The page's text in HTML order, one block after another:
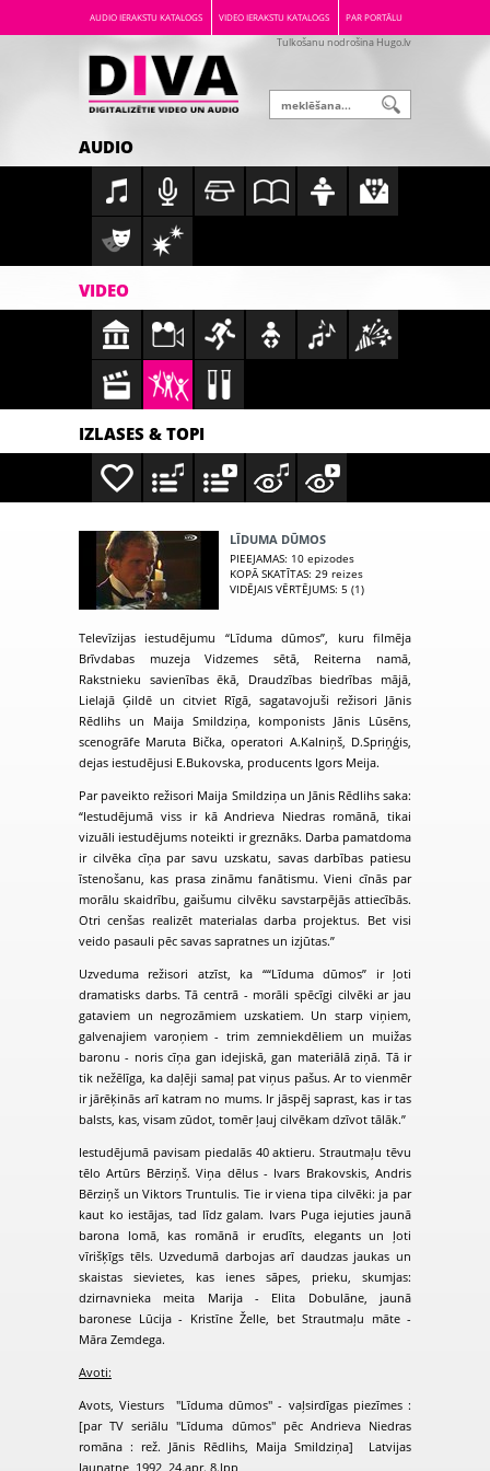
AUDIO IERAKSTU KATALOGS VIDEO IERAKSTU KATALOGS PAR PORTĀLU
Tulkošanu nodrošina Hugo.lv
AUDIO
VIDEO
IZLASES & TOPI
LĪDUMA DŪMOS
PIEEJAMAS: 10 epizodes
KOPĀ SKATĪTAS: 29 reizes
VIDĒJAIS VĒRTĒJUMS: 5 (1)
Televīzijas iestudējumu “Līduma dūmos”, kuru filmēja
Brīvdabas muzeja Vidzemes sētā, Reiterna namā,
Rakstnieku savienības ēkā, Draudzības biedrības mājā,
Lielajā Ģildē un citviet Rīgā, sagatavojuši režisori Jānis
Rēdlihs un Maija Smildziņa, komponists Jānis Lūsēns,
scenogrāfe Maruta Bička, operatori A.Kalniņš, D.Spriņģis,
dejas iestudējusi E.Bukovska, producents Igors Meija.
Par paveikto režisori Maija Smildziņa un Jānis Rēdlihs saka:
“Iestudējumā viss ir kā Andrieva Niedras romānā, tikai
vizuāli iestudējums noteikti ir greznāks. Darba pamatdoma
ir cilvēka cīņa par savu uzskatu, savas darbības patiesu
īstenošanu, kas prasa zināmu fanātismu. Vieni cīnās par
morālu skaidrību, gaišumu cilvēku savstarpējās attiecībās.
Otri cenšas realizēt materialas darba projektus. Bet visi
veido pasauli pēc savas sapratnes un izjūtas.”
Uzveduma režisori atzīst, ka ““Līduma dūmos” ir ļoti
dramatisks darbs. Tā centrā - morāli spēcīgi cilvēki ar jau
gataviem un negrozāmiem uzskatiem. Un starp viņiem,
galvenajiem varoņiem - trim zemniekdēliem un muižas
baronu - noris cīņa gan idejiskā, gan materiālā ziņā. Tā ir
tik nežēlīga, ka daļēji samaļ pat viņus pašus. Ar to vienmēr
ir jārēķinās arī katram no mums. Ir jāspēj saprast, kas ir tas
balsts, kas, visam zūdot, tomēr ļauj cilvēkam dzīvot tālāk.”
Iestudējumā pavisam piedalās 40 aktieru. Strautmaļu tēvu
tēlo Artūrs Bērziņš. Viņa dēlus - Ivars Brakovskis, Andris
Bērziņš un Viktors Truntulis. Tie ir viena tipa cilvēki: ja par
kaut ko iestājas, tad līdz galam. Ivars Puga iejuties jaunā
barona lomā, kas romānā ir erudīts, elegants un ļoti
vīrišķīgs tēls. Uzvedumā darbojas arī daudzas jaukas un
skaistas sievietes, kas ienes sāpes, prieku, skumjas:
dzirnavnieka meita Marija - Elita Dobulāne, jaunā
baronese Lūcija - Kristīne Želle, bet Strautmaļu māte -
Māra Zemdega.
Avoti:
Avots, Viesturs "Līduma dūmos" - vaļsirdīgas piezīmes :
[par TV seriālu "Līduma dūmos" pēc Andrieva Niedras
romāna : rež. Jānis Rēdlihs, Maija Smildziņa] Latvijas
Jaunatne, 1992, 24.apr. 8.lpp